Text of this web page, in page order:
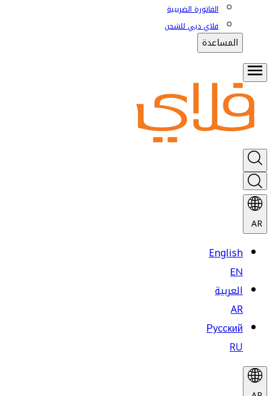
الفاتورة الضريبية
فلاي دبي للشحن
المساعدة
AR
English
EN
العربية
AR
Русский
RU